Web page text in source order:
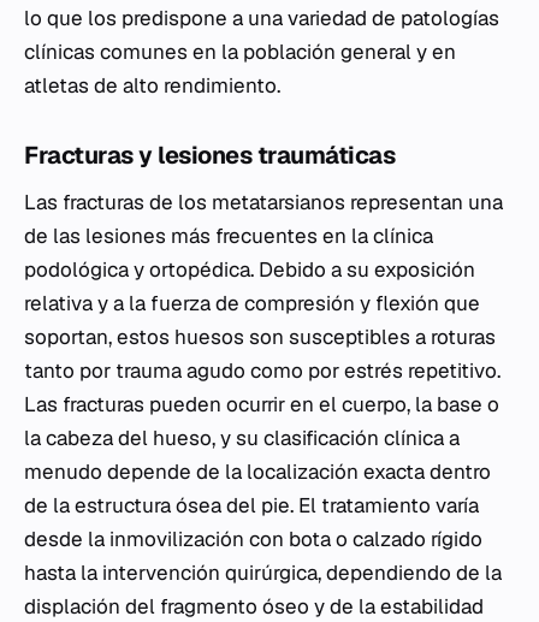
lo que los predispone a una variedad de patologías
clínicas comunes en la población general y en
atletas de alto rendimiento.
Fracturas y lesiones traumáticas
Las fracturas de los metatarsianos representan una
de las lesiones más frecuentes en la clínica
podológica y ortopédica. Debido a su exposición
relativa y a la fuerza de compresión y flexión que
soportan, estos huesos son susceptibles a roturas
tanto por trauma agudo como por estrés repetitivo.
Las fracturas pueden ocurrir en el cuerpo, la base o
la cabeza del hueso, y su clasificación clínica a
menudo depende de la localización exacta dentro
de la estructura ósea del pie. El tratamiento varía
desde la inmovilización con bota o calzado rígido
hasta la intervención quirúrgica, dependiendo de la
displación del fragmento óseo y de la estabilidad